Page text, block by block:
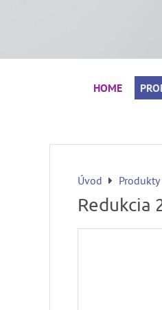
HOME
Úvod Produkty
Redukcia